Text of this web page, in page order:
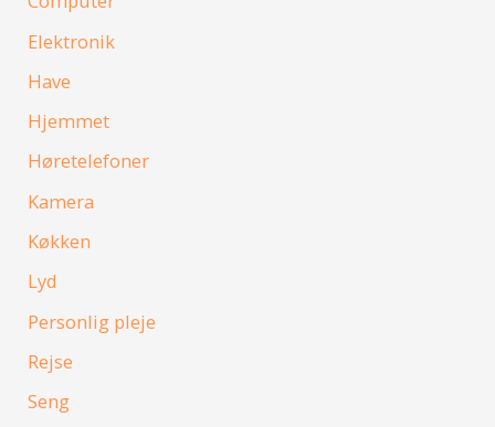
Elektronik
Have
Hjemmet
Høretelefoner
Kamera
Køkken
Lyd
Personlig pleje
Rejse
Seng